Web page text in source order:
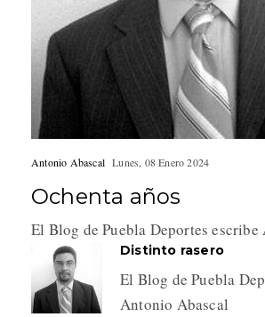
Antonio Abascal Lunes, 08 Enero 2024
Ochenta años
El Blog de Puebla Deportes
Distinto rasero
El Blog de Puebla
Antonio Abascal